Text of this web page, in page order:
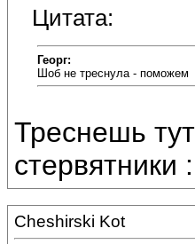
Цитата:
Георг:
Шоб не треснула - поможем
Треснешь
стервятники
Cheshirski Kot